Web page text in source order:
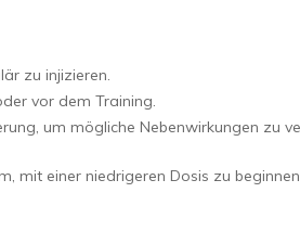
zu injizieren.
vor dem Training.
um mögliche Nebenwirkungen zu
mit einer niedrigeren Dosis zu